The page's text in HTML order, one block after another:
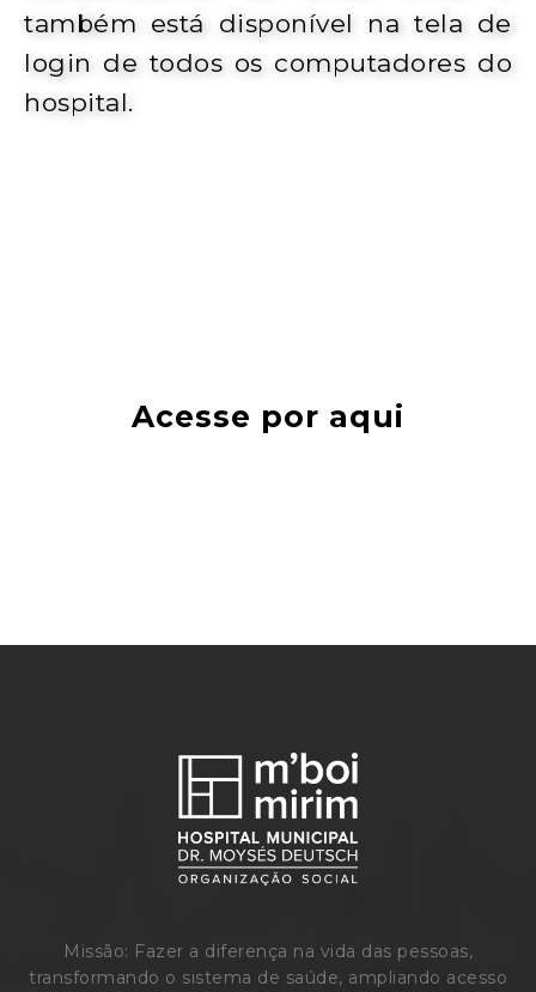
também está disponível na tela de
login de todos os computadores do
hospital.
Acesse por aqui
Missão: Fazer a diferença na vida das pessoas,
transformando o sistema de saúde, ampliando acesso